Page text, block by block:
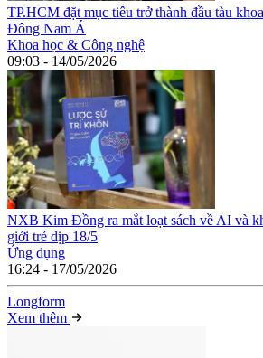
TP.HCM đặt mục tiêu trở thành đầu tàu
Đông Nam Á
Khoa học & Công nghệ
09:03 - 14/05/2026
NXB Kim Đồng ra mắt loạt sách về AI và
giới trẻ dịp 18/5
Ứng dụng
16:24 - 17/05/2026
Longform
Xem thêm